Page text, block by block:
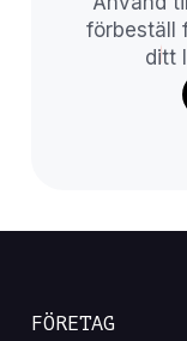
förbeställ
ditt
FÖRETAG